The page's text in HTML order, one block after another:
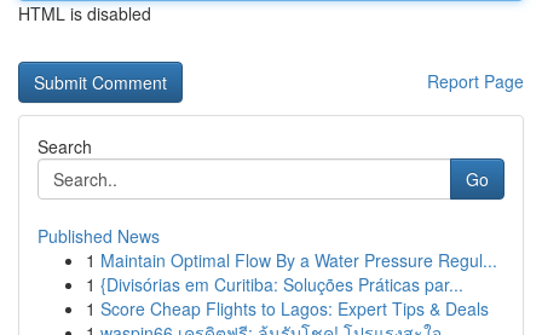
HTML is disabled
Report Page
Search
Go
Published News
1 Maintain Optimal Flow By a Water Pressure Regul...
1 {Divisórias em Curitiba: Soluções Práticas par...
1 Score Cheap Flights to Lagos: Expert Tips & Deals